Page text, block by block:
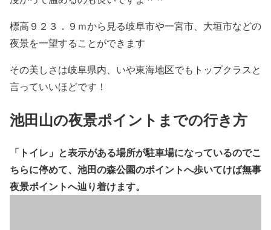
標高９２３．９ｍから見る岐阜市や一宮市、大垣市などの
夜景を一望することができます
その美しさは岐阜県内、いや東海地区でもトップクラスと
言っていいほどです！
池田山の夜景ポイントまでの行き方
「トイレ」 と表示がある場所が駐車場になっているのでこ
ちらに停めて、 池田の森公園のポイントへ歩いてけば無事
夜景ポイントへ辿り着けます。